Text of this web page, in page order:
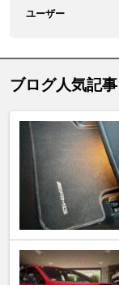
ユーザー
ブログ人気記事